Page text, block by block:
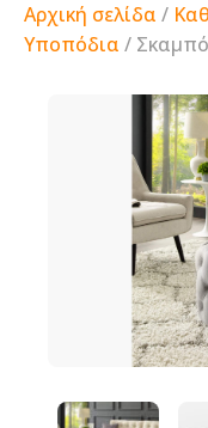
Αρχική σελίδα /
Υποπόδια /